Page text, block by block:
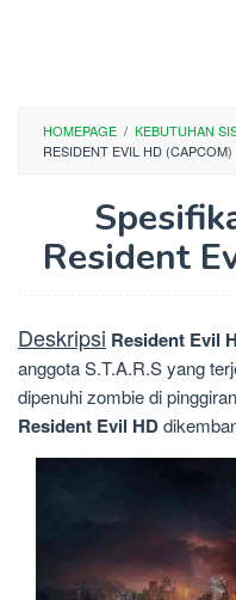
HOMEPAGE / KEBUTUHAN
RESIDENT EVIL HD (CAPCOM)
Resident
Deskripsi Resident Evil
anggota S.T.A.R.S yang
dipenuhi zombie di
Resident Evil HD